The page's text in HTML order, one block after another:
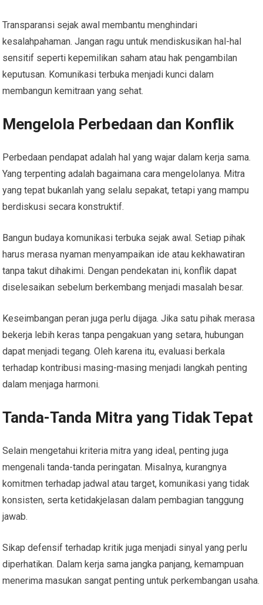
Transparansi sejak awal membantu menghindari
kesalahpahaman. Jangan ragu untuk mendiskusikan hal-hal
sensitif seperti kepemilikan saham atau hak pengambilan
keputusan. Komunikasi terbuka menjadi kunci dalam
membangun kemitraan yang sehat.
Mengelola Perbedaan dan Konflik
Perbedaan pendapat adalah hal yang wajar dalam kerja sama.
Yang terpenting adalah bagaimana cara mengelolanya. Mitra
yang tepat bukanlah yang selalu sepakat, tetapi yang mampu
berdiskusi secara konstruktif.
Bangun budaya komunikasi terbuka sejak awal. Setiap pihak
harus merasa nyaman menyampaikan ide atau kekhawatiran
tanpa takut dihakimi. Dengan pendekatan ini, konflik dapat
diselesaikan sebelum berkembang menjadi masalah besar.
Keseimbangan peran juga perlu dijaga. Jika satu pihak merasa
bekerja lebih keras tanpa pengakuan yang setara, hubungan
dapat menjadi tegang. Oleh karena itu, evaluasi berkala
terhadap kontribusi masing-masing menjadi langkah penting
dalam menjaga harmoni.
Tanda-Tanda Mitra yang Tidak Tepat
Selain mengetahui kriteria mitra yang ideal, penting juga
mengenali tanda-tanda peringatan. Misalnya, kurangnya
komitmen terhadap jadwal atau target, komunikasi yang tidak
konsisten, serta ketidakjelasan dalam pembagian tanggung
jawab.
Sikap defensif terhadap kritik juga menjadi sinyal yang perlu
diperhatikan. Dalam kerja sama jangka panjang, kemampuan
menerima masukan sangat penting untuk perkembangan usaha.